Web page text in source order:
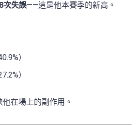
8次失誤——這是他本賽季的新高。
）
）
他在場上的副作用。